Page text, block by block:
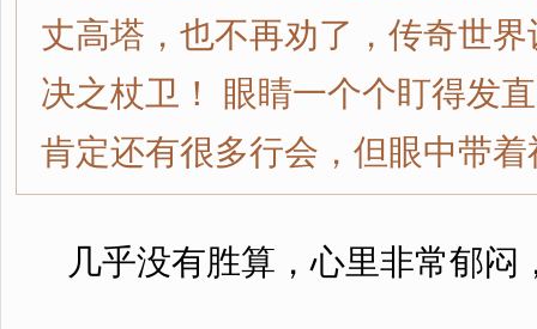
丈高塔，也不再劝了，传奇世
决之杖卫！ 眼睛一个个盯得发
肯定还有很多行会，但眼中带
几乎没有胜算，心里非常郁闷